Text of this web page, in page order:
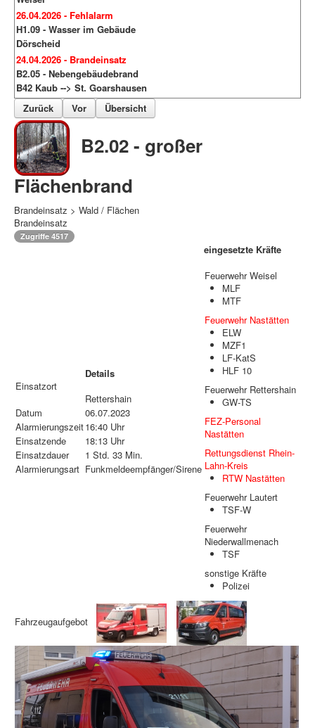
26.04.2026 - Fehlalarm
H1.09 - Wasser im Gebäude
Dörscheid
24.04.2026 - Brandeinsatz
B2.05 - Nebengebäudebrand
B42 Kaub --> St. Goarshausen
Zurück
Vor Übersicht
B2.02 - großer
Flächenbrand
Brandeinsatz > Wald / Flächen
Brandeinsatz
Zugriffe 4517
Einsatzort
Details
Rettershain
Datum
06.07.2023
Alarmierungszeit16:40 Uhr
Einsatzende
18:13 Uhr
Einsatzdauer
1 Std. 33 Min.
Alarmierungsart Funkmeldeempfänger/Sirene
eingesetzte Kräfte
Feuerwehr Weisel
MLF
MTF
Feuerwehr Nastätten
ELW
MZF1
LF-KatS
HLF 10
Feuerwehr Rettershain
GW-TS
FEZ-Personal
Nastätten
Rettungsdienst Rhein-
Lahn-Kreis
RTW Nastätten
Feuerwehr Lautert
TSF-W
Feuerwehr
Niederwallmenach
TSF
sonstige Kräfte
Polizei
Fahrzeugaufgebot